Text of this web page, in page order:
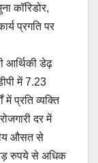
कॉरिडोर,
प्रगति पर
आर्थिकी डेढ़
में 7.23
में प्रति व्यक्ति
दर में
औसत से
रुपये से अधिक